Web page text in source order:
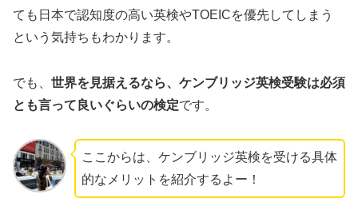
ても日本で認知度の高い英検やTOEICを優先してしまう
という気持ちもわかります。
でも、 世界を見据えるなら、ケンブリッジ英検受験は必須
とも言って良いぐらいの検定です。
ここからは、ケンブリッジ英検を受ける具体
的なメリットを紹介するよー！